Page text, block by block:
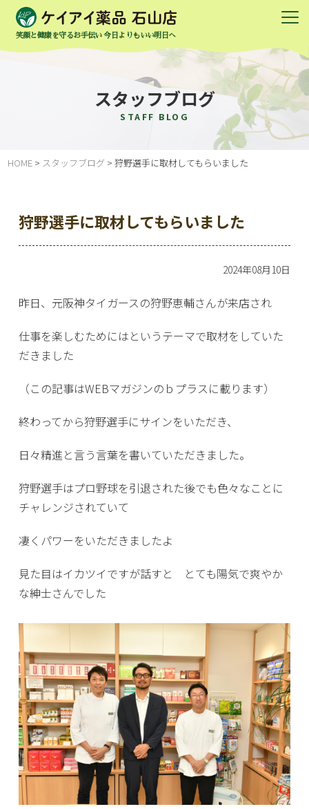
笑顔と健康を守るお手伝い 今日よりもいい明日へ
スタッフブログ
STAFF BLOG
HOME > スタッフブログ >狩野選手に取材してもらいました
狩野選手に取材してもらいました
2024年08月10日
昨日、元阪神タイガースの狩野恵輔さんが来店され
仕事を楽しむためにはというテーマで取材をしていた
だきました
（この記事はWEBマガジンのｂプラスに載ります）
終わってから狩野選手にサインをいただき、
日々精進と言う言葉を書いていただきました。
狩野選手はプロ野球を引退された後でも色々なことに
チャレンジされていて
凄くパワーをいただきましたよ
見た目はイカツイですが話すと とても陽気で爽やか
な紳士さんでした